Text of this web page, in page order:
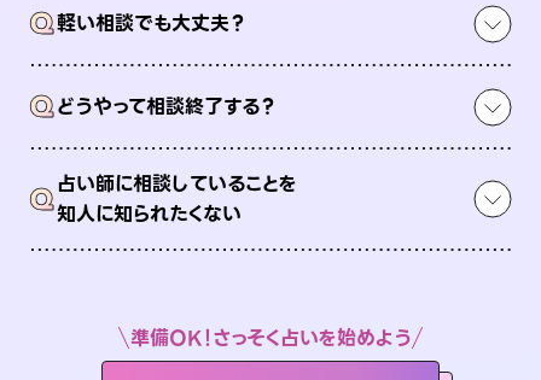
Q軽い相談でも大丈夫？
Qどうやって相談終了する？
Q占い師に相談していることを
知人に知られたくない
準備OK！さっそく占いを始めよう